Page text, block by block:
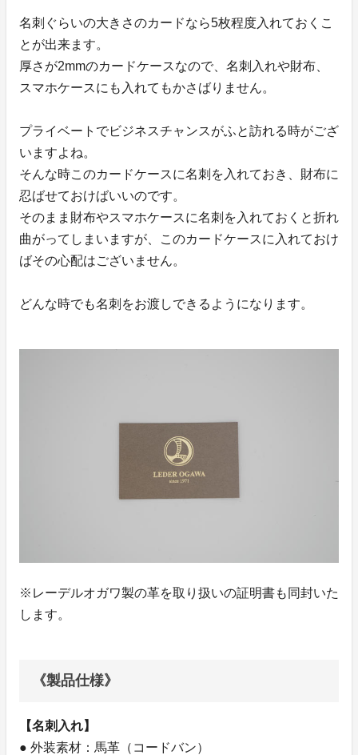
名刺ぐらいの大きさのカードなら5枚程度入れておくこ
とが出来ます。
厚さが2mmのカードケースなので、名刺入れや財布、
スマホケースにも入れてもかさばりません。
プライベートでビジネスチャンスがふと訪れる時がござ
いますよね。
そんな時このカードケースに名刺を入れておき、財布に
忍ばせておけばいいのです。
そのまま財布やスマホケースに名刺を入れておくと折れ
曲がってしまいますが、このカードケースに入れておけ
ばその心配はございません。
どんな時でも名刺をお渡しできるようになります。
※レーデルオガワ製の革を取り扱いの証明書も同封いた
します。
《製品仕様》
【名刺入れ】
● 外装素材：馬革（コードバン）